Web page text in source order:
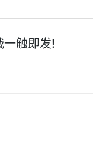
一触即发!